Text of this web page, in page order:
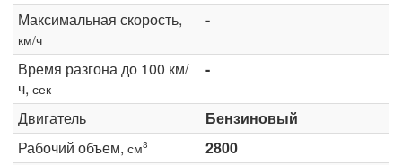
Максимальная скорость,
км/ч
-
Время разгона до 100 км/
ч, сек
-
Двигатель
Бензиновый
Рабочий объем, см3
2800